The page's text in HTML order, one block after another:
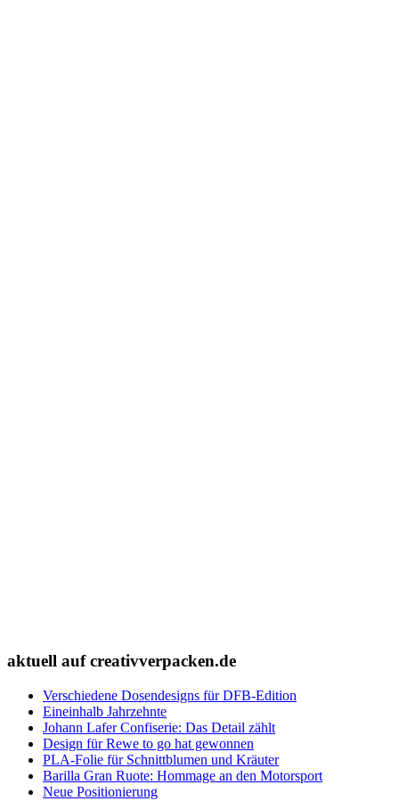
aktuell auf creativverpacken.de
Verschiedene Dosendesigns für DFB-Edition
Eineinhalb Jahrzehnte
Johann Lafer Confiserie: Das Detail zählt
Design für Rewe to go hat gewonnen
PLA-Folie für Schnittblumen und Kräuter
Barilla Gran Ruote: Hommage an den Motorsport
Neue Positionierung